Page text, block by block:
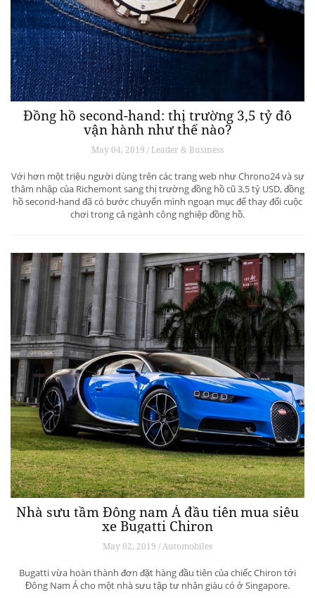
Đồng hồ second-hand: thị trường 3,5 tỷ đô
vận hành như thế nào?
May 04, 2019 / Leader & Business
Với hơn một triệu người dùng trên các trang web như Chrono24 và sự
thâm nhập của Richemont sang thị trường đồng hồ cũ 3,5 tỷ USD, đồng
hồ second-hand đã có bước chuyển mình ngoạn mục để thay đổi cuộc
chơi trong cả ngành công nghiệp đồng hồ.
Nhà sưu tầm Đông nam Á đầu tiên mua siêu
xe Bugatti Chiron
May 02, 2019 / Automobiles
Bugatti vừa hoàn thành đơn đặt hàng đầu tiên của chiếc Chiron tới
Đông Nam Á cho một nhà sưu tập tư nhân giàu có ở Singapore.